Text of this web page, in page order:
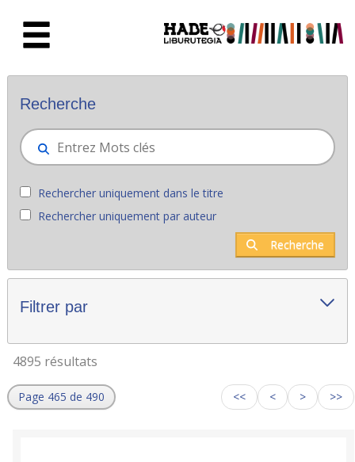
Nouveaux livres - Liburutegia
Recherche
Rechercher uniquement dans le titre
Rechercher uniquement par auteur
Recherche
Filtrer par
4895 résultats
Page 465 de 490 << < > >>